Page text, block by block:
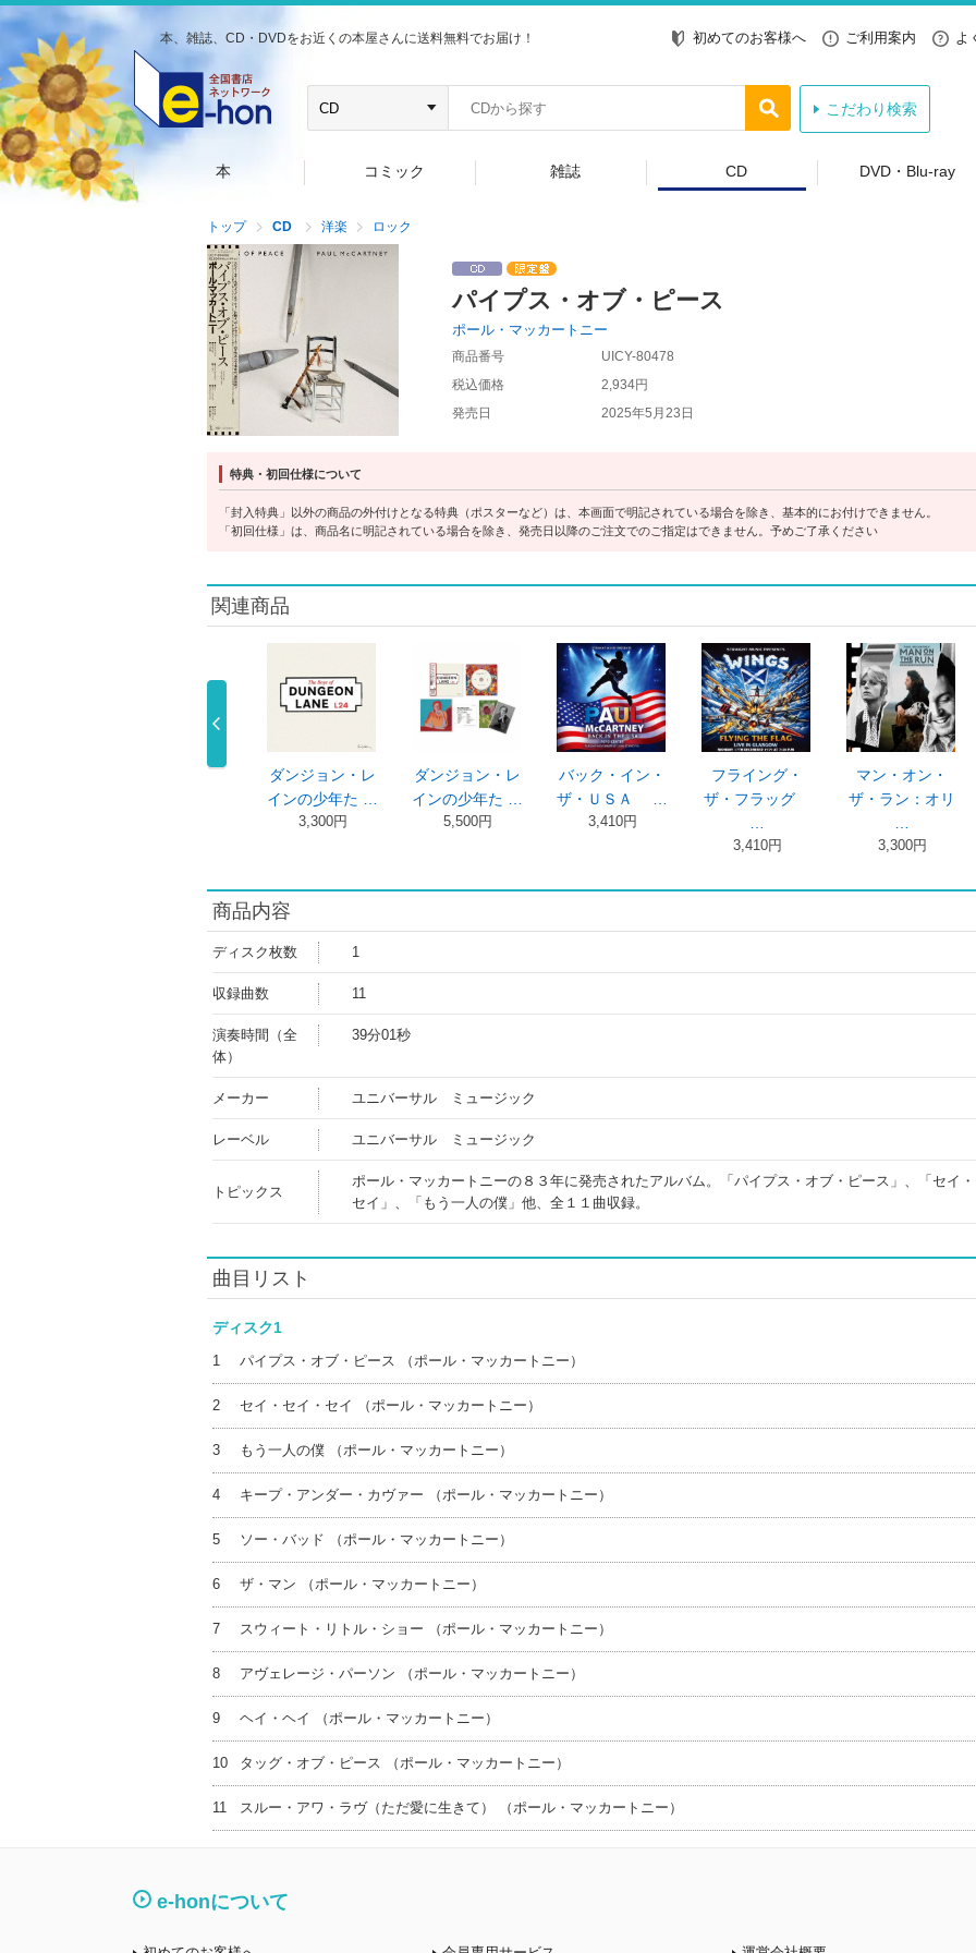
本、雑誌、CD・DVDをお近くの本屋さんに送料無料でお届け！ 初めてのお客様へ ご利用案内 よ
こだわり検索
本 コミック 雑誌 CD DVD・Blu-ray
トップ CD 洋楽 ロック
パイプス・オブ・ピース
ポール・マッカートニー
商品番号
UICY-80478
税込価格
2,934円
発売日
2025年5月23日
特典・初回仕様について
「封入特典」以外の商品の外付けとなる特典（ポスターなど）は、本画面で明記されている場合を除き、基本的にお付けできません。
「初回仕様」は、商品名に明記されている場合を除き、発売日以降のご注文でのご指定はできません。予めご了承ください
関連商品
フライング・
ザ・フラッグ
…
マン・オン・
ザ・ラン：オリ
…
ウイングスポー
ル・マッカー …
3,300円
ウイングスポー
ル・マッカー …
アメーバ・ギグ
ポール・マッ …
商品内容
ディスク枚数 1
収録曲数 11
演奏時間（全
体）
39分01秒
メーカー ユニバーサル ミュージック
レーベル ユニバーサル ミュージック
トピックス
ポール・マッカートニーの８３年に発売されたアルバム。「パイプス・オブ・ピース」、「セイ
セイ」、「もう一人の僕」他、全１１曲収録。
曲目リスト
ディスク1
1 パイプス・オブ・ピース （ポール・マッカートニー）
2 セイ・セイ・セイ （ポール・マッカートニー）
3 もう一人の僕 （ポール・マッカートニー）
4 キープ・アンダー・カヴァー （ポール・マッカートニー）
5 ソー・バッド （ポール・マッカートニー）
6 ザ・マン （ポール・マッカートニー）
7 スウィート・リトル・ショー （ポール・マッカートニー）
8 アヴェレージ・パーソン （ポール・マッカートニー）
9 ヘイ・ヘイ （ポール・マッカートニー）
10 タッグ・オブ・ピース （ポール・マッカートニー）
11 スルー・アワ・ラヴ（ただ愛に生きて） （ポール・マッカートニー）
e-honについて